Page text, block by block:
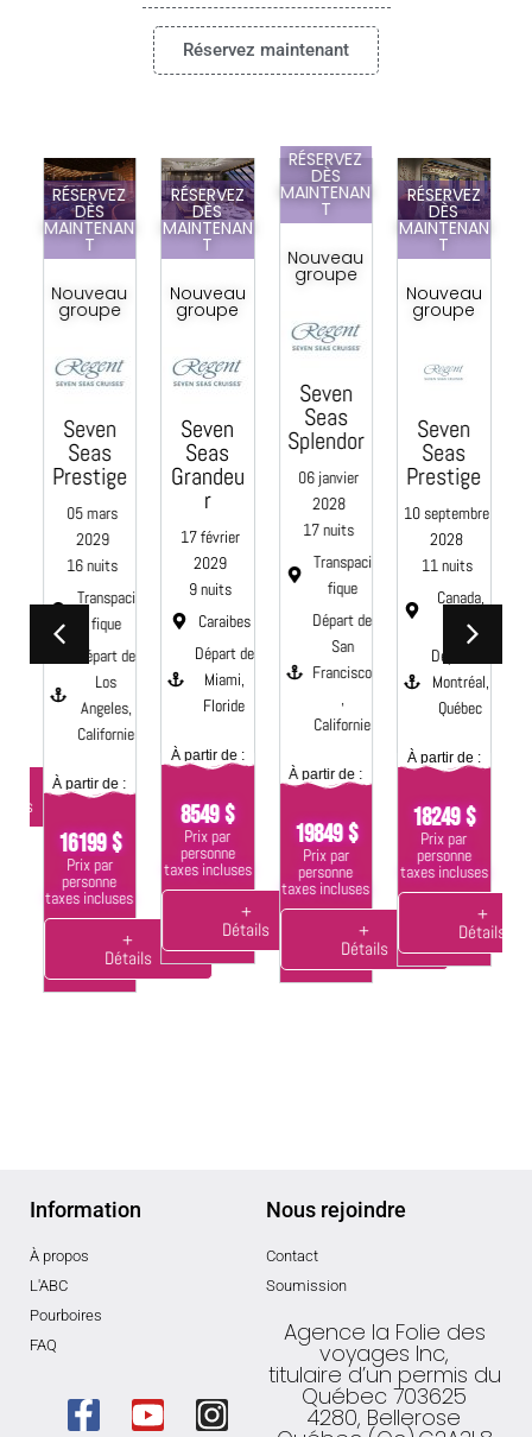
Réservez maintenant
RÉSERVEZ
DÈS
MAINTENAN
T
Nouveau
groupe
Seven
Seas
Prestige
05 mars
2029
16 nuits
Transpaci
fique
Départ de
Los
Angeles,
Californie
À partir de :
16199 $
Prix par
personne
taxes incluses
+
Détails
RÉSERVEZ
DÈS
MAINTENAN
T
Nouveau
groupe
Seven
Seas
Grandeu
r
17 février
2029
9 nuits
Caraibes
Départ de
Miami,
Floride
À partir de :
8549 $
Prix par
personne
taxes incluses
+
Détails
RÉSERVEZ
DÈS
MAINTENAN
T
Nouveau
groupe
Seven
Seas
Splendor
06 janvier
2028
17 nuits
Transpaci
fique
Départ de
San
Francisco
,
Californie
À partir de :
19849 $
Prix par
personne
taxes incluses
+
Détails
RÉSERVEZ
DÈS
MAINTENAN
T
Nouveau
groupe
Seven
Seas
Prestige
10 septembre
2028
11 nuits
Canada,
Maine
Départ de
Montréal,
Québec
À partir de :
18249 $
Prix par
personne
taxes incluses
+
Détails
Information
À propos
L'ABC
Pourboires
FAQ
Nous rejoindre
Contact
Soumission
Agence la Folie des
voyages Inc,
titulaire d’un permis du
Québec 703625
4280, Bellerose